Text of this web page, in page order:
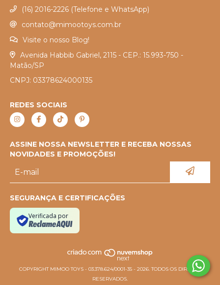
(16) 2016-2226 (Telefone e WhatsApp)
contato@mimootoys.com.br
Visite o nosso Blog!
Avenida Habbib Gabriel, 2115 - CEP.: 15.993-750 -
Matão/SP
CNPJ: 03378624000135
REDES SOCIAIS
ASSINE NOSSA NEWSLETTER E RECEBA NOSSAS
NOVIDADES E PROMOÇÕES!
SEGURANÇA E CERTIFICAÇÕES
Verificada por
COPYRIGHT MIMOO TOYS - 03.378.624/0001-35 - 2026. TODOS OS DIREITOS
RESERVADOS.